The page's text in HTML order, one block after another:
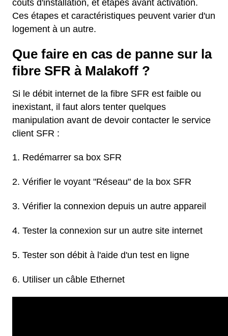
coûts d'installation, et étapes avant activation.
Ces étapes et caractéristiques peuvent varier d'un
logement à un autre.
Que faire en cas de panne sur la
fibre SFR à Malakoff ?
Si le débit internet de la fibre SFR est faible ou
inexistant, il faut alors tenter quelques
manipulation avant de devoir contacter le service
client SFR :
Redémarrer sa box SFR
Vérifier le voyant "Réseau" de la box SFR
Vérifier la connexion depuis un autre appareil
Tester la connexion sur un autre site internet
Tester son débit à l'aide d'un test en ligne
Utiliser un câble Ethernet